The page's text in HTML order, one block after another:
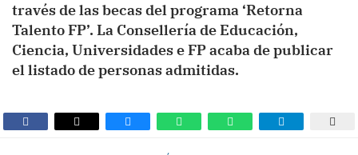
través de las becas del programa ‘Retorna
Talento FP’. La Consellería de Educación,
Ciencia, Universidades e FP acaba de publicar
el listado de personas admitidas.